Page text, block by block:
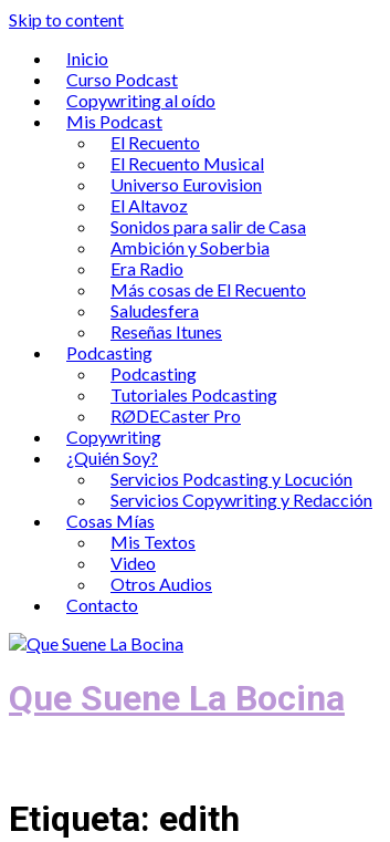
Skip to content
Inicio
Curso Podcast
Copywriting al oído
Mis Podcast
El Recuento
El Recuento Musical
Universo Eurovision
El Altavoz
Sonidos para salir de Casa
Ambición y Soberbia
Era Radio
Más cosas de El Recuento
Saludesfera
Reseñas Itunes
Podcasting
Podcasting
Tutoriales Podcasting
RØDECaster Pro
Copywriting
¿Quién Soy?
Servicios Podcasting y Locución
Servicios Copywriting y Redacción
Cosas Mías
Mis Textos
Video
Otros Audios
Contacto
Que Suene La Bocina
Etiqueta: edith